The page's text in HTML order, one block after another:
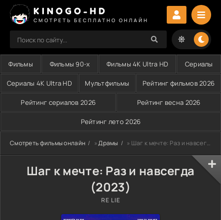
KINOGO-HD
СМОТРЕТЬ БЕСПЛАТНО ОНЛАЙН
Фильмы Фильмы 90-х Фильмы 4K Ultra HD Сериалы
Сериалы 4K Ultra HD Мультфильмы Рейтинг фильмов 2026
Рейтинг сериалов 2026 Рейтинг весна 2026
Рейтинг лето 2026
Смотреть фильмы онлайн »Драмы » Шаг к мечте: Раз и навсегда (2023)
Шаг к мечте: Раз и навсегда
(2023)
RE LIE